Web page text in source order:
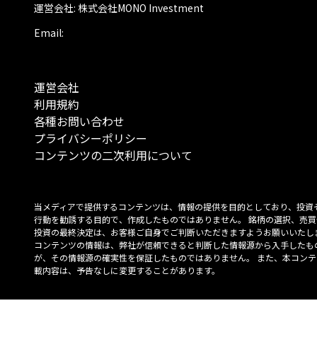
運営会社: 株式会社MONO Investment
Email:
運営会社
利用規約
各種お問い合わせ
プライバシーポリシー
コンテンツの二次利用について
当メディアで提供するコンテンツは、情報の提供を目的としており、投資
行動を勧誘する目的で、作成したものではありません。 銘柄の選択、売
投資の最終決定は、お客様ご自身でご判断いただきますようお願いいたし
コンテンツの情報は、弊社が信頼できると判断した情報源から入手したも
が、その情報源の確実性を保証したものではありません。 また、本コン
載内容は、予告なしに変更することがあります。